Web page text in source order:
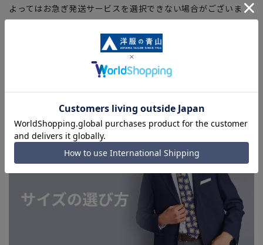
よってはお急ぎ発送サービスを選択できない場合がございま
す。